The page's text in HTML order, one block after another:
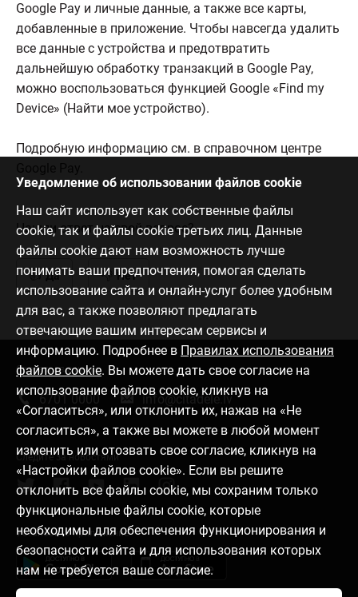
Google Pay и личные данные, а также все карты,
добавленные в приложение. Чтобы навсегда удалить
все данные с устройства и предотвратить
дальнейшую обработку транзакций в Google Pay,
можно воспользоваться функцией Google «Find my
Device» (Найти мое устройство).
Подробную информацию см. в справочном центре
Нашли ответ на свой вопрос?
Да Нет
Уведомление об использовании файлов cookie
Наш сайт использует как собственные файлы
cookie, так и файлы cookie третьих лиц. Данные
файлы cookie дают нам возможность лучше
понимать ваши предпочтения, помогая сделать
использование сайта и онлайн-услуг более удобным
для вас, а также позволяют предлагать
отвечающие вашим интересам сервисы и
информацию. Подробнее в Правилах использования
файлов cookie. Вы можете дать свое согласие на
использование файлов cookie, кликнув на
«Согласиться», или отклонить их, нажав на «Не
согласиться», а также вы можете в любой момент
изменить или отозвать свое согласие, кликнув на
«Настройки файлов cookie». Если вы решите
отклонить все файлы cookie, мы сохраним только
функциональные файлы cookie, которые
необходимы для обеспечения функционирования и
безопасности сайта и для использования которых
нам не требуется ваше согласие.
Связаться с нами
6701 0000 info@citadele.lv
Следите за новостями
Установить приложение